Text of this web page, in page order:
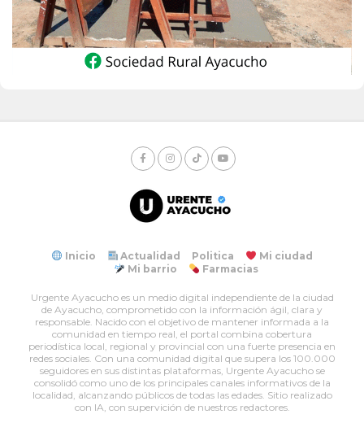
Inicio Actualidad Politica
Mi ciudad
Mi barrio
Farmacias
Urgente Ayacucho es un medio digital independiente de la ciudad
de Ayacucho, comprometido con la información ágil, clara y
responsable. Nacido con el objetivo de mantener informada a la
comunidad en tiempo real, el portal combina cobertura
periodística local, regional y provincial con una fuerte presencia en
redes sociales. Con una comunidad digital que supera los 100.000
seguidores en sus distintas plataformas, Urgente Ayacucho se
consolidó como uno de los principales canales informativos de la
localidad, alcanzando públicos de todas las edades. Sitio realizado
con IA, con supervición de nuestros redactores.